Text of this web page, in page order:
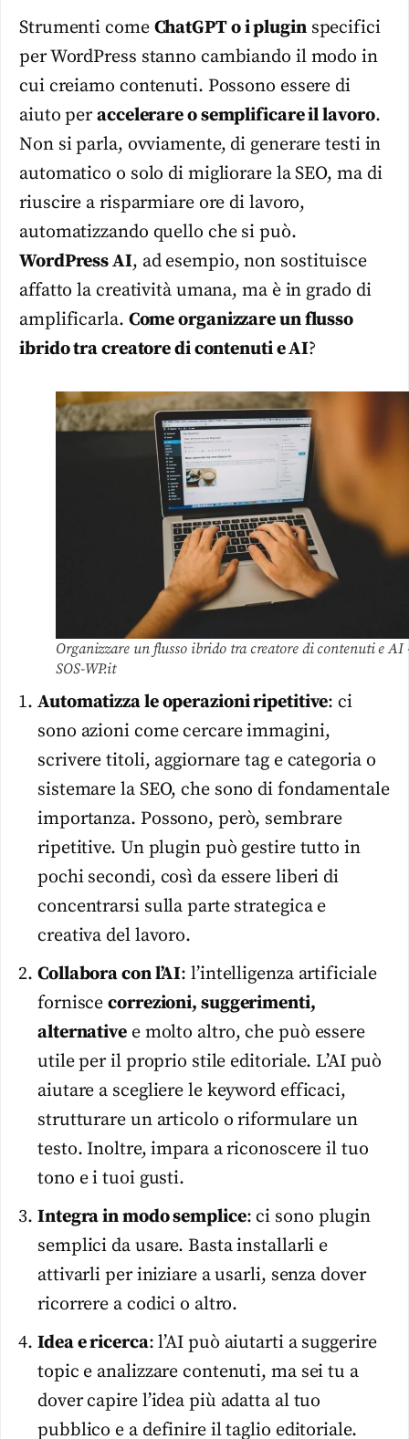
Strumenti come ChatGPT o i pluginspecifici
per WordPress stanno cambiando il modo in
cui creiamo contenuti. Possono essere di
aiuto peraccelerare o semplificare il lavoro.
Non si parla, ovviamente, di generare testi in
automatico o solo di migliorare la SEO, ma di
riuscire a risparmiare ore di lavoro,
automatizzando quello che si può.
WordPress AI, ad esempio, non sostituisce
affatto la creatività umana, ma è in grado di
amplificarla. Come organizzare un flusso
ibrido tra creatore di contenuti e AI?
Organizzare un flusso ibrido tra creatore di contenuti e AI
SOS-WP.it
Automatizza le operazioni ripetitive: ci
sono azioni come cercare immagini,
scrivere titoli, aggiornare tag e categoria o
sistemare la SEO, che sono di fondamentale
importanza. Possono, però, sembrare
ripetitive. Un plugin può gestire tutto in
pochi secondi, così da essere liberi di
concentrarsi sulla parte strategica e
creativa del lavoro.
Collabora con l’AI: l’intelligenza artificiale
forniscecorrezioni, suggerimenti,
alternativee molto altro, che può essere
utile per il proprio stile editoriale. L’AI può
aiutare a scegliere le keyword efficaci,
strutturare un articolo o riformulare un
testo. Inoltre, impara a riconoscere il tuo
tono e i tuoi gusti.
Integra in modo semplice: ci sono plugin
semplici da usare. Basta installarli e
attivarli per iniziare a usarli, senza dover
ricorrere a codici o altro.
Idea e ricerca: l’AI può aiutarti a suggerire
topic e analizzare contenuti, ma sei tu a
dover capire l’idea più adatta al tuo
pubblico e a definire il taglio editoriale.